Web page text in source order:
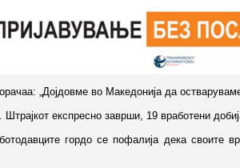
„Дојдовме во Македонија да
експресно заврши, 19 вработени
гордо се пофалија дека своите